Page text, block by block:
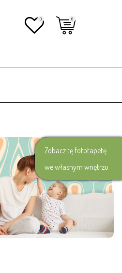
0 0
Zobacz tę fototapetę
we własnym wnętrzu